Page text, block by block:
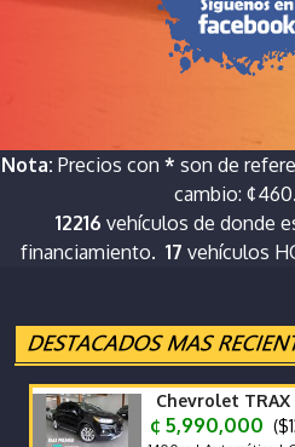
Nota: Precios con * son de
cambio:
12216 vehículos de donde
financiamiento. 17 vehículos
Chevrolet TRAX
¢ 5,990,000